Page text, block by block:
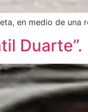
en medio de una
Duarte”.